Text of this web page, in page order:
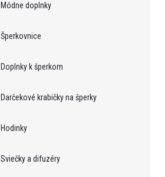
Módne doplnky
Šperkovnice
Doplnky k šperkom
Darčekové krabičky na šperky
Hodinky
Sviečky a difuzéry